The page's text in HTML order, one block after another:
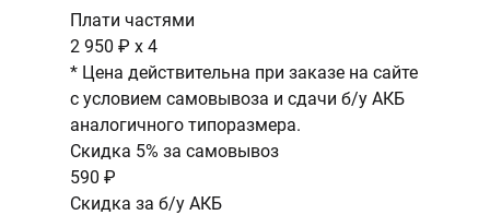
Плати частями
2 950 ₽ x 4
* Цена действительна при заказе на сайте
с условием самовывоза и сдачи б/у АКБ
аналогичного типоразмера.
Скидка 5% за самовывоз
590 ₽
Скидка за б/у АКБ